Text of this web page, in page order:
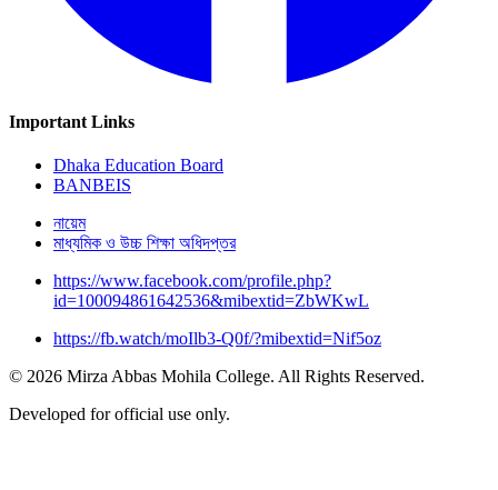
Important Links
Dhaka Education Board
BANBEIS
নায়েম
মাধ্যমিক ও উচ্চ শিক্ষা অধিদপ্তর
https://www.facebook.com/profile.php?
id=100094861642536&mibextid=ZbWKwL
https://fb.watch/moIlb3-Q0f/?mibextid=Nif5oz
© 2026 Mirza Abbas Mohila College. All Rights Reserved.
Developed for official use only.